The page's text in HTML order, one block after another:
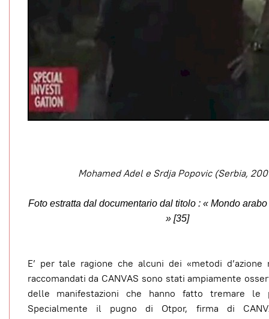
Mohamed Adel e Srdja Popovic (Serbia,
Foto estratta dal documentario dal titolo : « Mondo arabo
» [35]
E’ per tale ragione che alcuni dei «metodi d’azione
raccomandati da CANVAS sono stati ampiamente
delle manifestazioni che hanno fatto tremare le
Specialmente il pugno di Otpor, firma di